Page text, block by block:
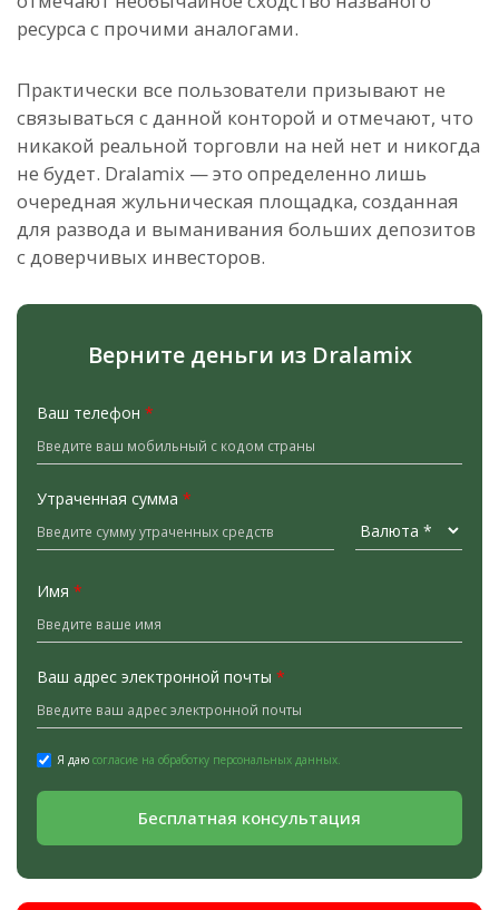
ресурса с прочими аналогами.
Практически все пользователи призывают не
связываться с данной конторой и отмечают, что
никакой реальной торговли на ней нет и никогда
не будет. Dralamix — это определенно лишь
очередная жульническая площадка, созданная
для развода и выманивания больших депозитов
с доверчивых инвесторов.
Верните деньги из Dralamix
Ваш телефон *
Утраченная сумма *
Имя *
Ваш адрес электронной почты *
Я даю согласие на обработку персональных данных.
Бесплатная консультация